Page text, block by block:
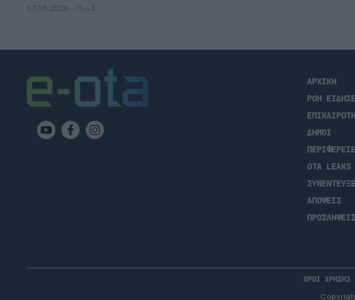
07.08.2026 - 15.43
ΑΡΧΙΚΗ
ΡΟΗ
ΔΗΜΟΙ
OTA LEAKS
ΑΠΟΨΕΙΣ
ΠΡΟΣΛΗΨΕΙΣ
ΟΡΟΙ ΧΡΗΣΗΣ